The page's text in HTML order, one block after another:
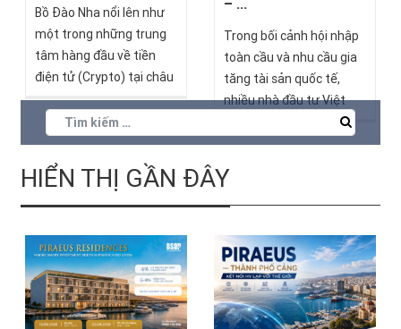
Bồ Đào Nha nổi lên như
một trong những trung
tâm hàng đầu về tiền
điện tử (Crypto) tại châu
Âu, thu hút ngày càng
nhiều nhà đầu tư và
tử từ khắp nơi trên thế
giới. Với các chính sách
thuế ưu đãi, hệ sinh thái
sự chấp nhận rộng rãi
của tiền điện tử trong đời
sống, quốc gia này đã
tạo ra môi trường lý
– ...
Trong bối cảnh hội nhập
toàn cầu và nhu cầu gia
tăng tài sản quốc tế,
nhiều nhà đầu tư Việt
Nam đã chọn Bồ Đào Nha
làm điểm đến hấp dẫn
Tuy nhiên, một thách
muốn tối ưu hóa lợi
nhuận từ các khoản đầu
tư này là vấn đề thuế.
HIỂN THỊ GẦN ĐÂY